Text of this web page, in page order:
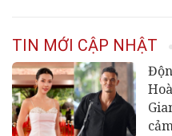
TIN MỚI CẬP NHẬT